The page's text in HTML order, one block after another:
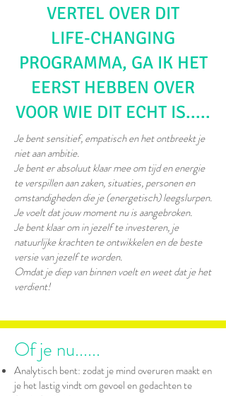
VERTEL OVER DIT
LIFE-CHANGING
PROGRAMMA, GA IK HET
EERST HEBBEN OVER
VOOR WIE DIT ECHT IS.....
Je bent sensitief, empatisch en het ontbreekt je
niet aan ambitie.
Je bent er absoluut klaar mee om tijd en energie
te verspillen aan zaken, situaties, personen en
omstandigheden die je (energetisch) leegslurpen.
Je voelt dat jouw moment nu is aangebroken.
Je bent klaar om in jezelf te investeren, je
natuurlijke krachten te ontwikkelen en de beste
versie van jezelf te worden.
Omdat je diep van binnen voelt en weet dat je het
verdient!
Of je nu......
Analytisch bent: zodat je mind overuren maakt en
je het lastig vindt om gevoel en gedachten te